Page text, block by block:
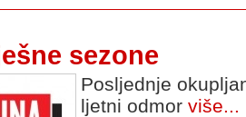
sezone
Posljednje
ljetni odmor više...